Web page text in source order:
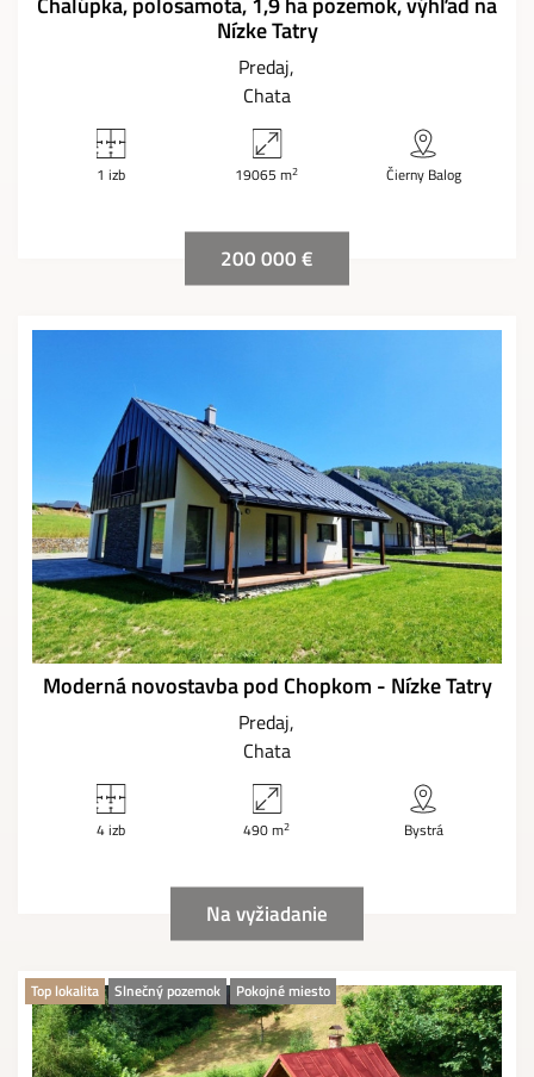
Nízke Tatry
Predaj
Chata
1 izb 19065 m2 Čierny Balog
200 000 €
Moderná novostavba pod Chopkom - Nízke Tatry
Predaj
Chata
4 izb 490 m2 Bystrá
Na vyžiadanie
Top lokalita Slnečný pozemok Pokojné miesto